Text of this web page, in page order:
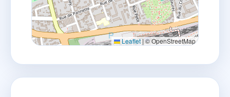
Leaflet| © OpenStreetMap